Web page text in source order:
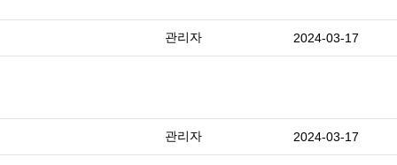
관리자 2024-03-17
관리자 2024-03-17